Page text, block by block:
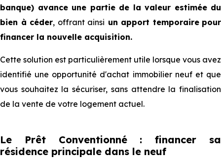
banque) avance une partie de la valeur estimée du
bien à céder, offrant ainsi un apport temporaire pour
financer la nouvelle acquisition.
Cette solution est particulièrement utile lorsque vous avez
identifié une opportunité d'achat immobilier neuf et que
vous souhaitez la sécuriser, sans attendre la finalisation
de la vente de votre logement actuel.
Le Prêt Conventionné : financer sa
résidence principale dans le neuf